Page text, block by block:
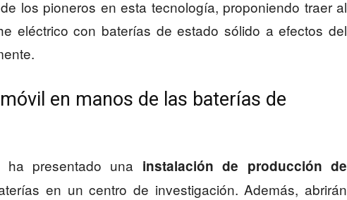
los pioneros en esta tecnología, proponiendo traer al
eléctrico con baterías de estado sólido a efectos del
en manos de las baterías de
presentado una instalación de producción de
en un centro de investigación. Además, abrirán